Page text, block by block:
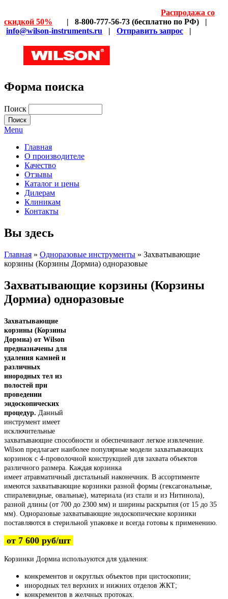
Распродажа со
скидкой 50% | 8-800-777-56-73 (бесплатно по РФ) |
info@wilson-instruments.ru | Отправить запрос |
Форма поиска
Поиск
Menu
Главная
О производителе
Качество
Отзывы
Каталог и цены
Дилерам
Клиникам
Контакты
Вы здесь
Главная » Одноразовые инструменты » Захватывающие
корзины (Корзины Дормиа) одноразовые
Захватывающие корзины (Корзины
Дормиа) одноразовые
Захватывающие
корзины (Корзины
Дормиа) от Wilson
предназначены для
удаления камней и
различных
инородных тел из
полостей при
проведении
эндоскопических
процедур. Данный
инструмент имеет
исключительные
захватывающие способности и обеспечивают легкое извлечение.
Wilson предлагает наиболее популярные модели захватывающих
корзинок с 4-проволочной конструкцией для захвата объектов
различного размера. Каждая корзинка
имеет атравматичный дистальный наконечник. В ассортименте
имеются захватывающие корзинки разной формы (гексагональные,
спиралевидные, овальные), материала (из стали и из Нитинола),
разной длины (от 700 до 2300 мм) и ширины раскрытия (от 15 до 35
мм). Одноразовые захватывающие эндоскопические корзинки
поставляются в стерильной упаковке и всегда готовы к применению.
от 7 600 руб/шт
Корзинки Дормиа используются для удаления:
конкрементов и округлых объектов при цистоскопии;
инородных тел верхних и нижних отделов ЖКТ;
конкрементов в желчных протоках.